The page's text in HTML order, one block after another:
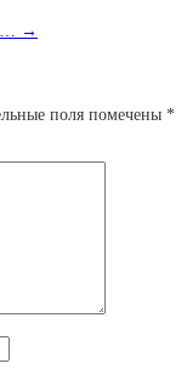
→
поля помечены *